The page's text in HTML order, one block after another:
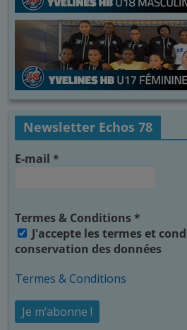
Newsletter Echos 78
E-mail*
Termes & Conditions*
J'accepte les termes et
conservation des données
Termes & Conditions